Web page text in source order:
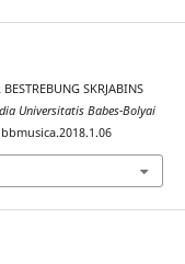
SKRJABINS
Universitatis Babes-Bolyai